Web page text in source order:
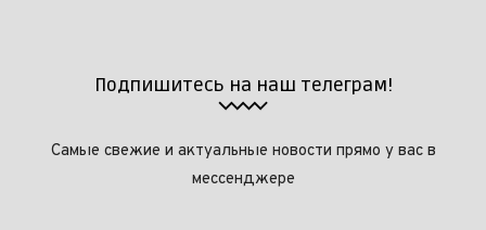
Подпишитесь на наш телеграм!
Самые свежие и актуальные новости прямо у вас в
мессенджере